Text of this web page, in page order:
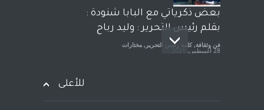
بعض ذكرياتي مع البابا شنودة :
بقلم رئيس التحرير : وليد رباح
فن وثقافة, كلمة رئيس التحرير , مختارات
28 أغسطس، 2021
للأعلى